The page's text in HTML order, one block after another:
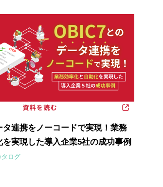
連携をノーコードで実現！業務
実現した導入企業5社の成功事例
タログ